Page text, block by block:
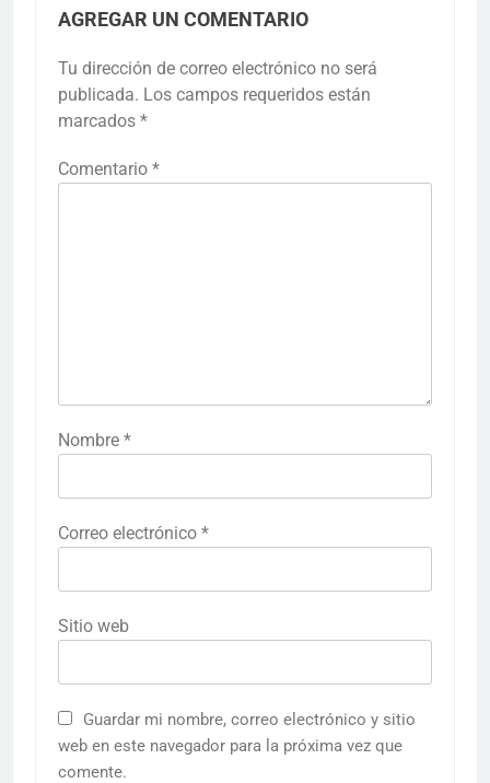
AGREGAR UN COMENTARIO
Tu dirección de correo electrónico no será
publicada. Los campos requeridos están
marcados *
Comentario *
Nombre *
Correo electrónico *
Sitio web
Guardar mi nombre, correo electrónico y sitio
web en este navegador para la próxima vez que
comente.